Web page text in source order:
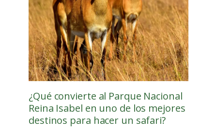
¿Qué convierte al Parque Nacional
Reina Isabel en uno de los mejores
destinos para hacer un safari?